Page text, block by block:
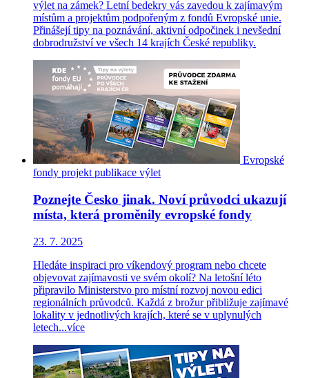
výlet na zámek? Letní bedekry vás zavedou k zajímavým
místům a projektům podpořeným z fondů Evropské unie.
Přinášejí tipy na poznávání, aktivní odpočinek i nevšední
dobrodružství ve všech 14 krajích České republiky.
Evropské
fondy projekt publikace výlet
Poznejte Česko jinak. Noví průvodci ukazují
místa, která proměnily evropské fondy
23. 7. 2025
Hledáte inspiraci pro víkendový program nebo chcete
objevovat zajímavosti ve svém okolí? Na letošní léto
připravilo Ministerstvo pro místní rozvoj novou edici
regionálních průvodců. Každá z brožur přibližuje zajímavé
lokality v jednotlivých krajích, které se v uplynulých
letech...více